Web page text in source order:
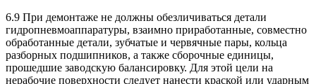
6.9 При демонтаже не должны обезличиваться детали
гидропневмоаппаратуры, взаимно приработанные, совместно
обработанные детали, зубчатые и червячные пары, кольца
разборных подшипников, а также сборочные единицы,
прошедшие заводскую балансировку. Для этой цели на
нерабочие поверхности следует нанести краской или ударным